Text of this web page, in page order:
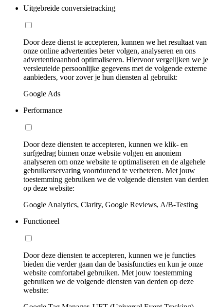
Uitgebreide conversietracking
Door deze dienst te accepteren, kunnen we het resultaat van
onze online advertenties beter volgen, analyseren en ons
advertentieaanbod optimaliseren. Hiervoor vergelijken we je
versleutelde persoonlijke gegevens met de volgende externe
aanbieders, voor zover je hun diensten al gebruikt:
Google Ads
Performance
Door deze diensten te accepteren, kunnen we klik- en
surfgedrag binnen onze website volgen en anoniem
analyseren om onze website te optimaliseren en de algehele
gebruikerservaring voortdurend te verbeteren. Met jouw
toestemming gebruiken we de volgende diensten van derden
op deze website:
Google Analytics, Clarity, Google Reviews, A/B-Testing
Functioneel
Door deze diensten te accepteren, kunnen we je functies
bieden die verder gaan dan de basisfuncties en kun je onze
website comfortabel gebruiken. Met jouw toestemming
gebruiken we de volgende diensten van derden op deze
website: